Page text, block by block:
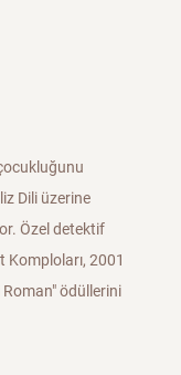
Dili üzerine
Özel detektif
Komploları, 2001
Roman" ödüllerini